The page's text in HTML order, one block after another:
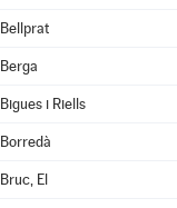
Bellprat
Berga
Bigues i Riells
Borredà
Bruc, El